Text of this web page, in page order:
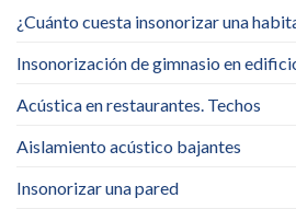
¿Cuánto cuesta insonorizar una
Insonorización de gimnasio en
Acústica en restaurantes. Techos
Aislamiento acústico bajantes
Insonorizar una pared